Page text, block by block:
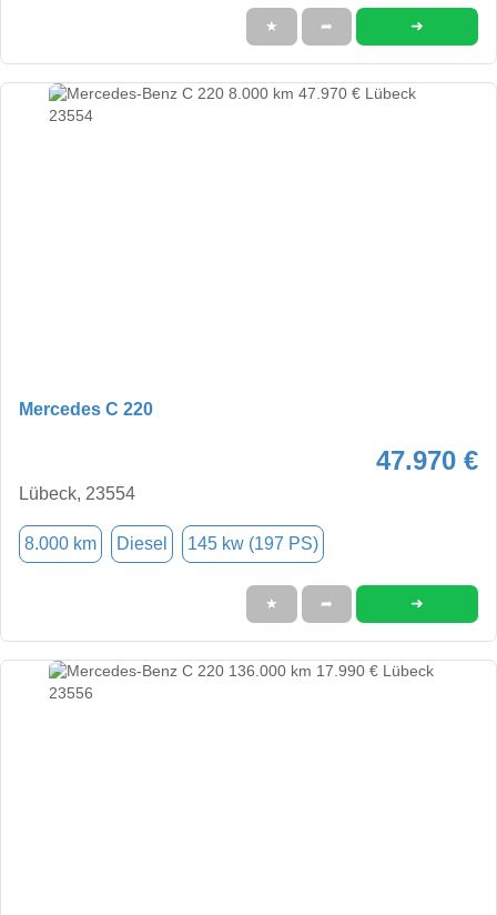
★ ➦ ➜
Mercedes C 220
47.970 €
Lübeck, 23554
8.000 km Diesel 145 kw (197 PS)
★ ➦ ➜